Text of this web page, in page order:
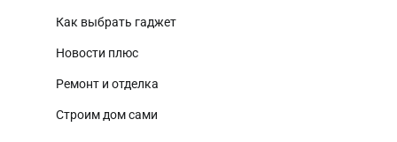
Как выбрать гаджет
Новости плюс
Ремонт и отделка
Строим дом сами